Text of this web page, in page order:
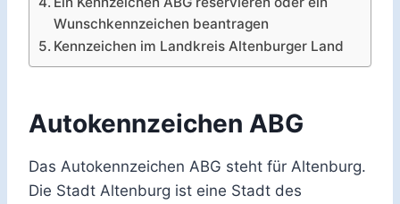
Wunschkennzeichen beantragen
Kennzeichen im Landkreis Altenburger Land
Autokennzeichen ABG
Das Autokennzeichen ABG steht für Altenburg.
Die Stadt Altenburg ist eine Stadt des